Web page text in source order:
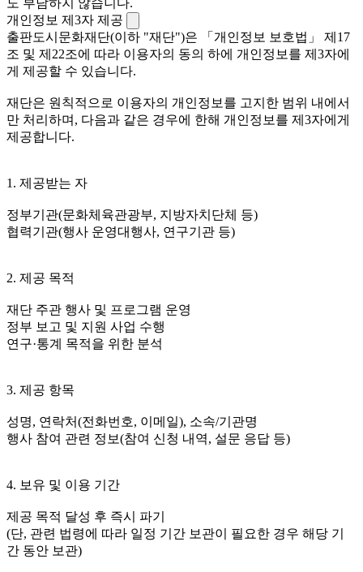
개인정보 제3자 제공
출판도시문화재단(이하 "재단")은 「개인정보 보호법」 제17
조 및 제22조에 따라 이용자의 동의 하에 개인정보를 제3자에
게 제공할 수 있습니다.
재단은 원칙적으로 이용자의 개인정보를 고지한 범위 내에서
만 처리하며, 다음과 같은 경우에 한해 개인정보를 제3자에게
제공합니다.
1. 제공받는 자
정부기관(문화체육관광부, 지방자치단체 등)
협력기관(행사 운영대행사, 연구기관 등)
2. 제공 목적
재단 주관 행사 및 프로그램 운영
정부 보고 및 지원 사업 수행
연구·통계 목적을 위한 분석
3. 제공 항목
성명, 연락처(전화번호, 이메일), 소속/기관명
행사 참여 관련 정보(참여 신청 내역, 설문 응답 등)
4. 보유 및 이용 기간
제공 목적 달성 후 즉시 파기
(단, 관련 법령에 따라 일정 기간 보관이 필요한 경우 해당 기
간 동안 보관)